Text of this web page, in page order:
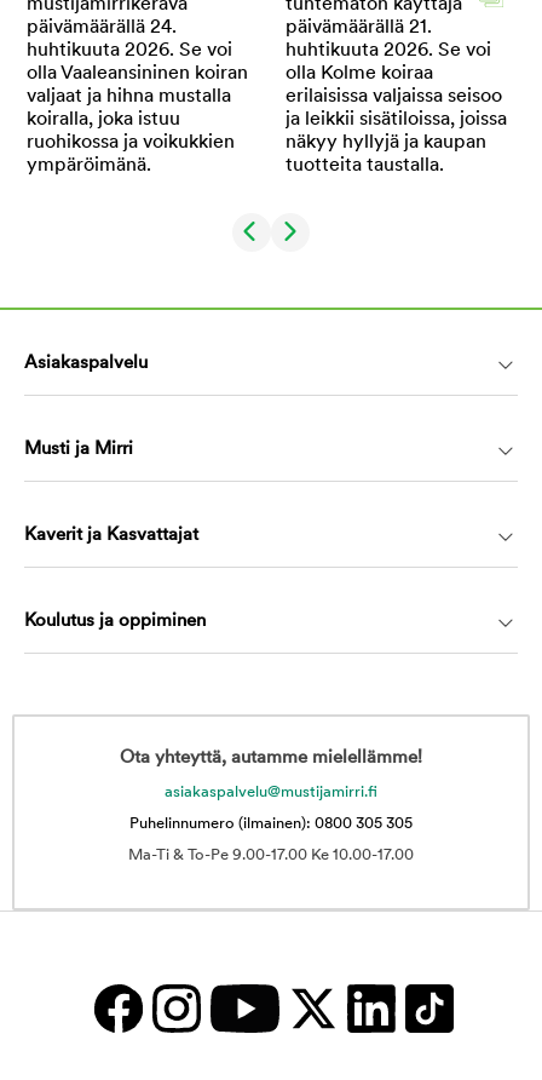
Asiakaspalvelu
Musti ja Mirri
Kaverit ja Kasvattajat
Koulutus ja oppiminen
Ota yhteyttä, autamme mielellämme!
asiakaspalvelu@mustijamirri.fi
Puhelinnumero (ilmainen): 0800 305 305
Ma-Ti & To-Pe 9.00-17.00 Ke 10.00-17.00